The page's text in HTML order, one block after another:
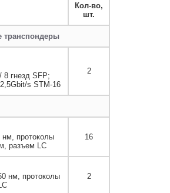
Кол-во,
шт.
транспондеры
8 гнезд SFP;
s STM-16
2
протоколы
разъем LC
16
нм, протоколы
2